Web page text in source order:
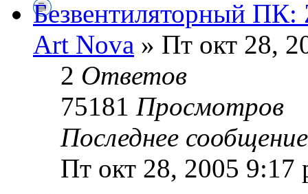
Безвентиляторный
Art Nova » Пт окт 28,
2 Ответов
75181 Просмотров
Последнее
Пт окт 28, 2005 9:17